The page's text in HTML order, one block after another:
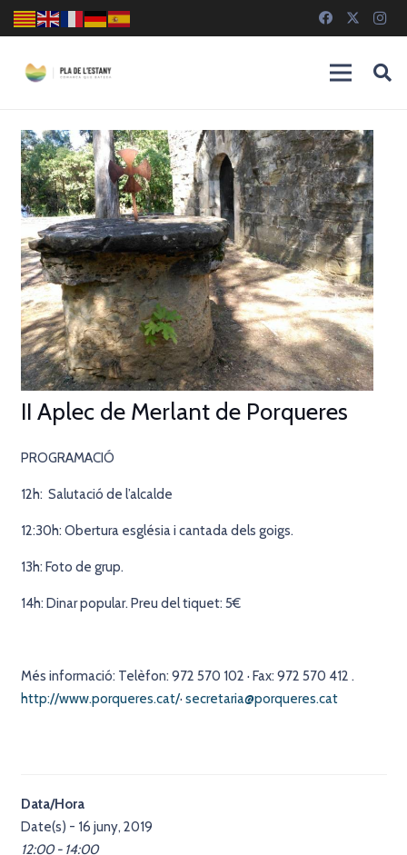
II Aplec de Merlant de Porqueres
PROGRAMACIÓ
12h: Salutació de l’alcalde
12:30h: Obertura església i cantada dels goigs.
13h: Foto de grup.
14h: Dinar popular. Preu del tiquet: 5€
Més informació: Telèfon: 972 570 102 · Fax: 972 570 412 .
http://www.porqueres.cat/· secretaria@porqueres.cat
Data/Hora
Date(s) - 16 juny, 2019
12:00 - 14:00